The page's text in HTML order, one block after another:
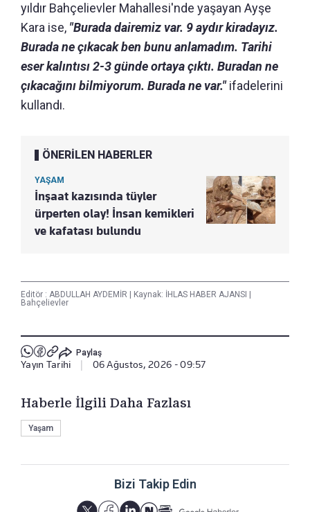
yıldır Bahçelievler Mahallesi'nde yaşayan Ayşe
Kara ise, "Burada dairemiz var. 9 aydır kiradayız.
Burada ne çıkacak ben bunu anlamadım. Tarihi
eser kalıntısı 2-3 günde ortaya çıktı. Buradan ne
çıkacağını bilmiyorum. Burada ne var."ifadelerini
kullandı.
ÖNERİLEN HABERLER
YAŞAM
İnşaat kazısında tüyler
ürperten olay! İnsan kemikleri
ve kafatası bulundu
Editör : ABDULLAH AYDEMİR Kaynak: İHLAS HABER AJANSI
Bahçelievler
Paylaş
Yayın Tarihi 06 Ağustos, 2026 - 09:57
Haberle İlgili Daha Fazlası
Yaşam
Bizi Takip Edin